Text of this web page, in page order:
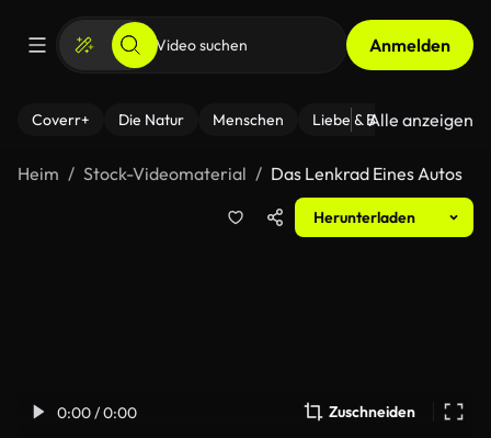
Anmelden
Coverr+ Die Natur Menschen Liebe & Beziehungen
Alle anzeigen
Heim Stock-Videomaterial Das Lenkrad Eines Autos
Herunterladen
0:00 / 0:00 Zuschneiden